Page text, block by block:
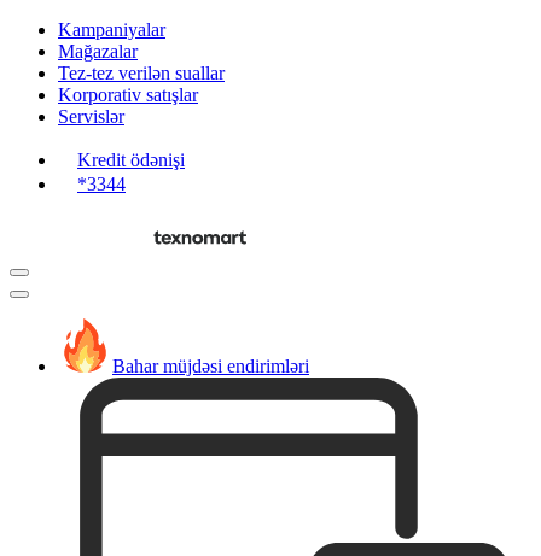
Kampaniyalar
Mağazalar
Tez-tez verilən suallar
Korporativ satışlar
Servislər
Kredit ödənişi
*3344
Bahar müjdəsi endirimləri